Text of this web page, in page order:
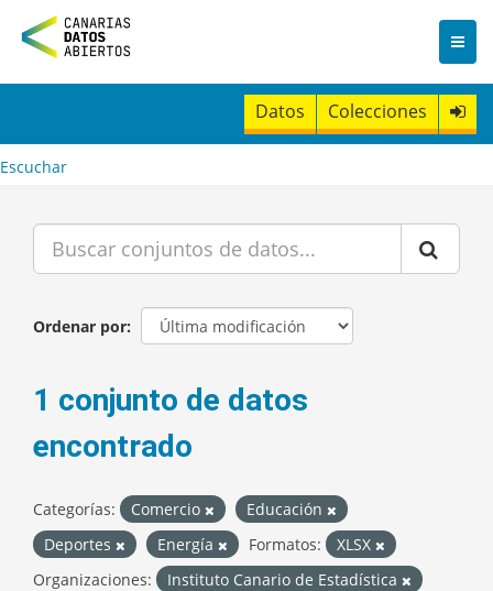
n
t
Datos Colecciones
Escuchar
Ordenar por
1 conjunto de datos
encontrado
Categorías: Comercio
Educación
Deportes
Energía Formatos:
XLSX
Organizaciones:
Instituto Canario de Estadística